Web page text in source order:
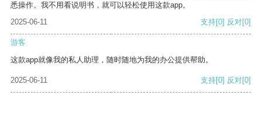
悉操作。我不用看说明书，就可以轻松使用这款app。
2025-06-11
支持[0] 反对[0]
游客
这款app就像我的私人助理，随时随地为我的办公提供帮助。
2025-06-11 支持[0] 反对[0]